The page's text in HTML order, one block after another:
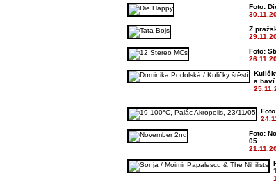
Foto:
Z
Foto:
a baví
Foto:
05